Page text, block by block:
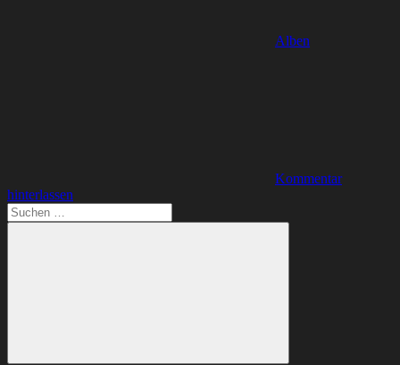
Alben
Kommentar
hinterlassen
Suchen
nach: